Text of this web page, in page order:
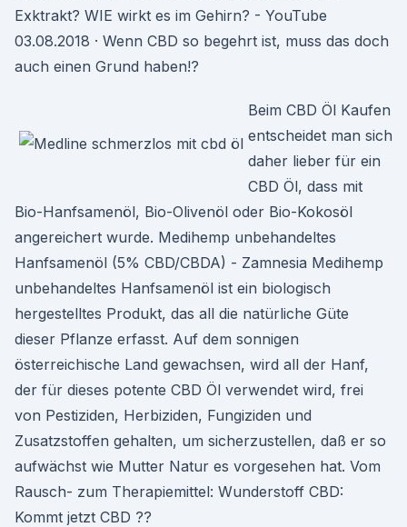
Exktrakt? WIE wirkt es im Gehirn? - YouTube
03.08.2018 · Wenn CBD so begehrt ist, muss das doch
auch einen Grund haben!?
Beim CBD Öl Kaufen
entscheidet man sich
daher lieber für ein
CBD Öl, dass mit
Bio-Hanfsamenöl, Bio-Olivenöl oder Bio-Kokosöl
angereichert wurde. Medihemp unbehandeltes
Hanfsamenöl (5% CBD/CBDA) - Zamnesia Medihemp
unbehandeltes Hanfsamenöl ist ein biologisch
hergestelltes Produkt, das all die natürliche Güte
dieser Pflanze erfasst. Auf dem sonnigen
österreichische Land gewachsen, wird all der Hanf,
der für dieses potente CBD Öl verwendet wird, frei
von Pestiziden, Herbiziden, Fungiziden und
Zusatzstoffen gehalten, um sicherzustellen, daß er so
aufwächst wie Mutter Natur es vorgesehen hat. Vom
Rausch- zum Therapiemittel: Wunderstoff CBD:
Kommt jetzt CBD ??